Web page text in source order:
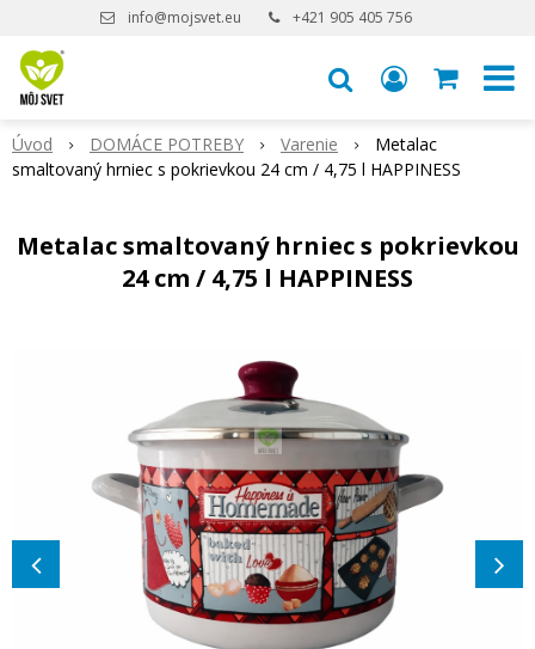
info@mojsvet.eu +421 905 405 756
Úvod DOMÁCE POTREBY Varenie
Metalac
smaltovaný hrniec s pokrievkou 24 cm / 4,75 l HAPPINESS
Metalac smaltovaný hrniec s pokrievkou
24 cm / 4,75 l HAPPINESS